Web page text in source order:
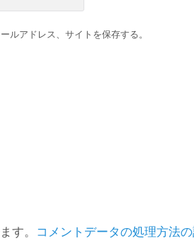
ルアドレス、サイトを保存する。
す。 コメントデータの処理方法